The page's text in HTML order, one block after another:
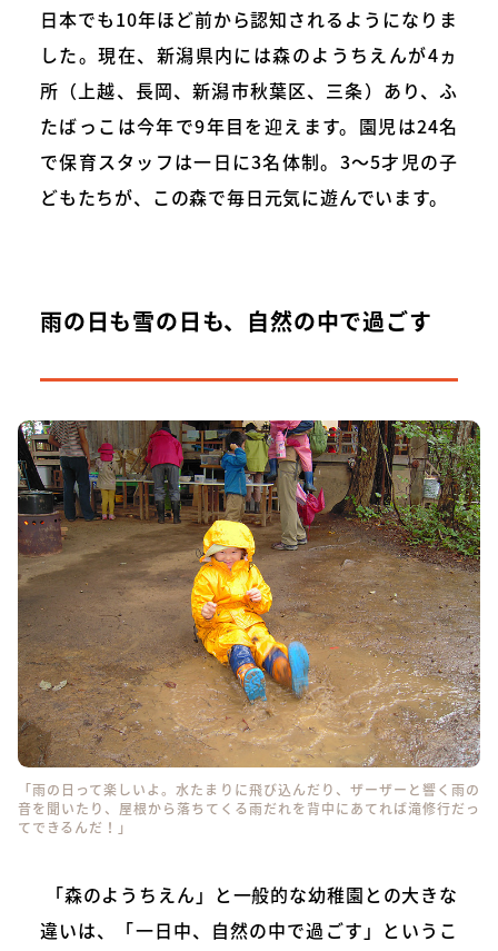
日本でも10年ほど前から認知されるようになりま
した。現在、新潟県内には森のようちえんが4ヵ
所（上越、長岡、新潟市秋葉区、三条）あり、ふ
たばっこは今年で9年目を迎えます。園児は24名
で保育スタッフは一日に3名体制。3～5才児の子
どもたちが、この森で毎日元気に遊んでいます。
雨の日も雪の日も、自然の中で過ごす
「雨の日って楽しいよ。水たまりに飛び込んだり、ザーザーと響く雨の
音を聞いたり、屋根から落ちてくる雨だれを背中にあてれば滝修行だっ
てできるんだ！」
「森のようちえん」と一般的な幼稚園との大きな
違いは、「一日中、自然の中で過ごす」というこ